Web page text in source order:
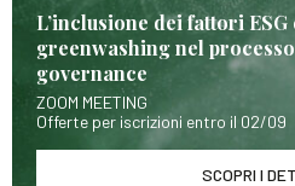
L’inclusione dei fattori
greenwashing nel
governance
ZOOM MEETING
Offerte per iscrizioni entro il 02/09
SCOPRI I